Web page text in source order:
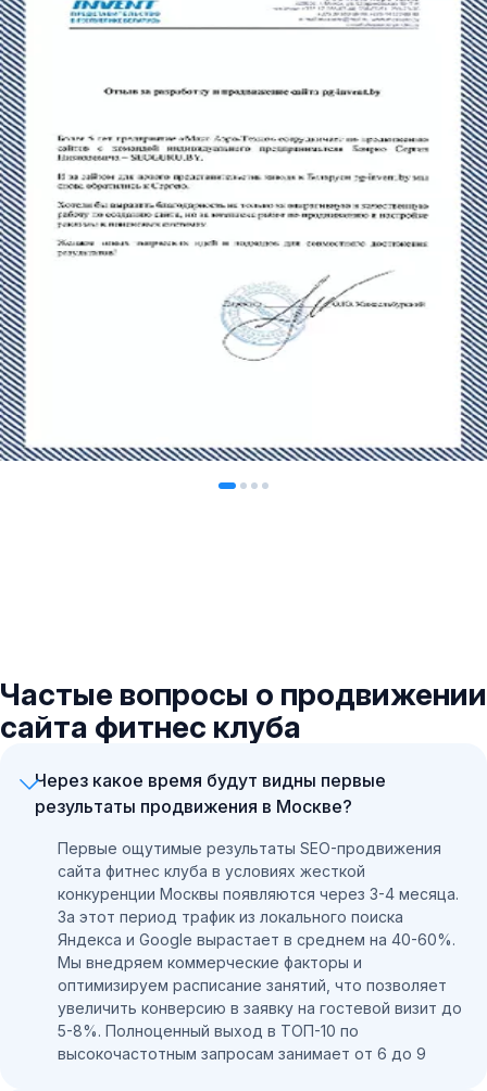
Частые вопросы о продвижении
сайта фитнес клуба
Через какое время будут видны первые
результаты продвижения в Москве?
Первые ощутимые результаты SEO-продвижения
сайта фитнес клуба в условиях жесткой
конкуренции Москвы появляются через 3-4 месяца.
За этот период трафик из локального поиска
Яндекса и Google вырастает в среднем на 40-60%.
Мы внедряем коммерческие факторы и
оптимизируем расписание занятий, что позволяет
увеличить конверсию в заявку на гостевой визит до
5-8%. Полноценный выход в ТОП-10 по
высокочастотным запросам занимает от 6 до 9